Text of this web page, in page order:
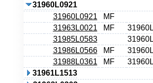
31960L0921
31960L0921
MF
31963L0021
MF
31985L0583
31986L0566
MF
31988L0361
MF
31961L1513